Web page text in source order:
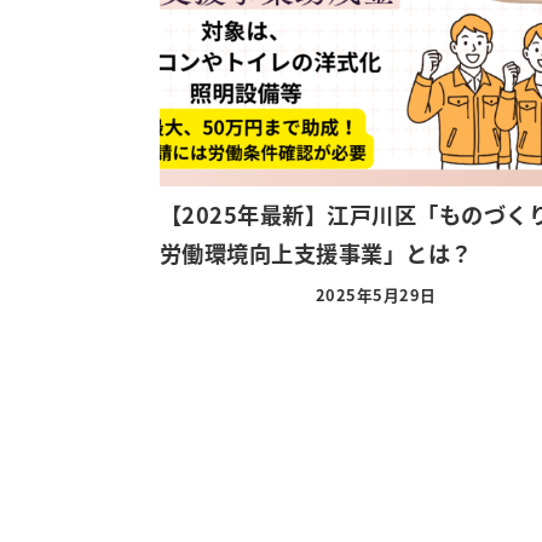
【2025年最新】江戸川区「ものづく
労働環境向上支援事業」とは？
2025年5月29日